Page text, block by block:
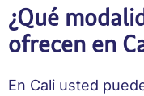
¿Qué
ofrecen en
En Cali usted